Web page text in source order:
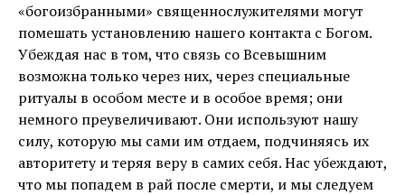
«богоизбранными» священнослужителями могут
помешать установлению нашего контакта с Богом.
Убеждая нас в том, что связь со Всевышним
возможна только через них, через специальные
ритуалы в особом месте и в особое время; они
немного преувеличивают. Они используют нашу
силу, которую мы сами им отдаем, подчиняясь их
авторитету и теряя веру в самих себя. Нас убеждают,
что мы попадем в рай после смерти, и мы следуем